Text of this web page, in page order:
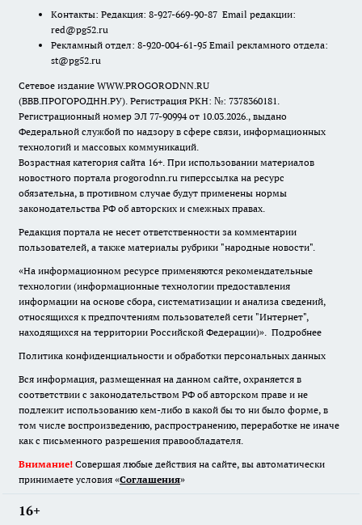
Контакты: Редакция: 8-927-669-90-87 Email редакции:
red@pg52.ru
Рекламный отдел: 8-920-004-61-95 Email рекламного отдела:
st@pg52.ru
Сетевое издание WWW.PROGORODNN.RU
(ВВВ.ПРОГОРОДНН.РУ). Регистрация РКН: №: 7378360181.
Регистрационный номер ЭЛ 77-90994 от 10.03.2026., выдано
Федеральной службой по надзору в сфере связи, информационных
технологий и массовых коммуникаций.
Возрастная категория сайта 16+. При использовании материалов
новостного портала progorodnn.ru гиперссылка на ресурс
обязательна, в противном случае будут применены нормы
законодательства РФ об авторских и смежных правах.
Редакция портала не несет ответственности за комментарии
пользователей, а также материалы рубрики "народные новости".
«На информационном ресурсе применяются рекомендательные
технологии (информационные технологии предоставления
информации на основе сбора, систематизации и анализа сведений,
относящихся к предпочтениям пользователей сети "Интернет",
находящихся на территории Российской Федерации)». Подробнее
Политика конфиденциальности и обработки персональных данных
Вся информация, размещенная на данном сайте, охраняется в
соответствии с законодательством РФ об авторском праве и не
подлежит использованию кем-либо в какой бы то ни было форме, в
том числе воспроизведению, распространению, переработке не иначе
как с письменного разрешения правообладателя.
Внимание! Совершая любые действия на сайте, вы автоматически
принимаете условия «Cоглашения»
16+